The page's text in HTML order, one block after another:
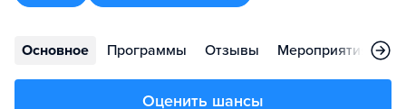
Основное Программы Отзывы Мероприятия
Оценить шансы